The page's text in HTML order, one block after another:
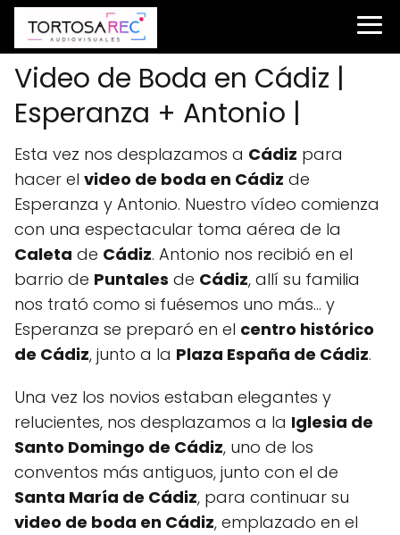
Video de Boda en Cádiz |
Esperanza + Antonio |
Esta vez nos desplazamos a Cádiz para
hacer el video de boda en Cádiz de
Esperanza y Antonio. Nuestro vídeo comienza
con una espectacular toma aérea de la
Caleta de Cádiz. Antonio nos recibió en el
barrio de Puntales de Cádiz, allí su familia
nos trató como si fuésemos uno más… y
Esperanza se preparó en el centro histórico
de Cádiz, junto a la Plaza España de Cádiz.
Una vez los novios estaban elegantes y
relucientes, nos desplazamos a la Iglesia de
Santo Domingo de Cádiz, uno de los
conventos más antiguos, junto con el de
Santa María de Cádiz, para continuar su
video de boda en Cádiz, emplazado en el